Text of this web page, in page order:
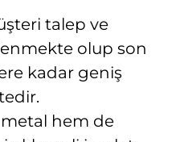
talep ve
olup son
kadar geniş
hem de